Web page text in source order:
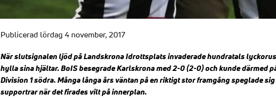
Publicerad lördag 4 november, 2017
När slutsignalen ljöd på Landskrona Idrottsplats invaderade hundratals
hylla sina hjältar. BoIS besegrade Karlskrona med 2-0 (2-0) och kunde därmed
Division 1 södra. Många långa års väntan på en riktigt stor framgång speglade
supportrar när det firades vilt på innerplan.